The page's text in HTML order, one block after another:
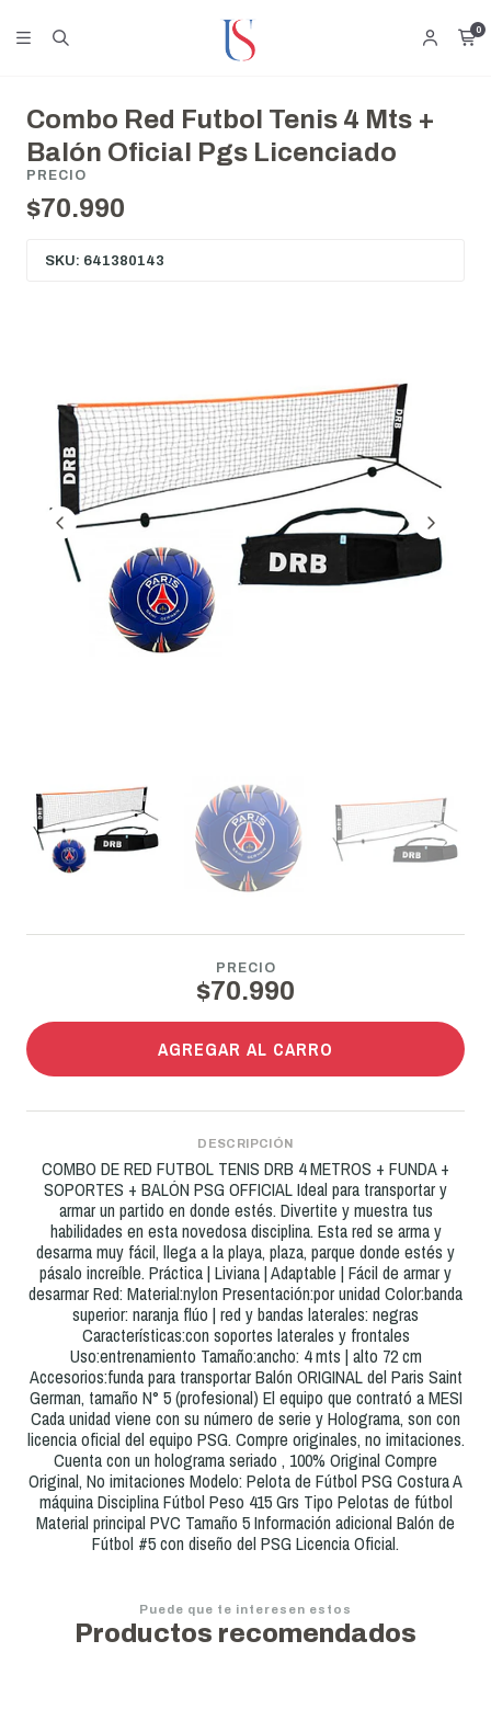
0
Combo Red Futbol Tenis 4 Mts +
Balón Oficial Pgs Licenciado
PRECIO
$70.990
SKU: 641380143
PRECIO
$70.990
AGREGAR AL CARRO
DESCRIPCIÓN
COMBO DE RED FUTBOL TENIS DRB 4 METROS + FUNDA +
SOPORTES + BALÓN PSG OFFICIAL Ideal para transportar y
armar un partido en donde estés. Divertite y muestra tus
habilidades en esta novedosa disciplina. Esta red se arma y
desarma muy fácil, llega a la playa, plaza, parque donde estés y
pásalo increíble. Práctica | Liviana | Adaptable | Fácil de armar y
desarmar Red: Material:nylon Presentación:por unidad Color:banda
superior: naranja flúo | red y bandas laterales: negras
Características:con soportes laterales y frontales
Uso:entrenamiento Tamaño:ancho: 4 mts | alto 72 cm
Accesorios:funda para transportar Balón ORIGINAL del Paris Saint
German, tamaño N° 5 (profesional) El equipo que contrató a MESI
Cada unidad viene con su número de serie y Holograma, son con
licencia oficial del equipo PSG. Compre originales, no imitaciones.
Cuenta con un holograma seriado , 100% Original Compre
Original, No imitaciones Modelo: Pelota de Fútbol PSG Costura A
máquina Disciplina Fútbol Peso 415 Grs Tipo Pelotas de fútbol
Material principal PVC Tamaño 5 Información adicional Balón de
Fútbol #5 con diseño del PSG Licencia Oficial.
Puede que te interesen estos
Productos recomendados